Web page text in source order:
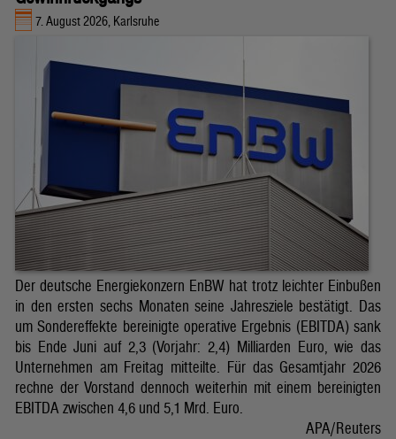
7. August 2026, Karlsruhe
Der deutsche Energiekonzern EnBW hat trotz leichter Einbußen
in den ersten sechs Monaten seine Jahresziele bestätigt. Das
um Sondereffekte bereinigte operative Ergebnis (EBITDA) sank
bis Ende Juni auf 2,3 (Vorjahr: 2,4) Milliarden Euro, wie das
Unternehmen am Freitag mitteilte. Für das Gesamtjahr 2026
rechne der Vorstand dennoch weiterhin mit einem bereinigten
EBITDA zwischen 4,6 und 5,1 Mrd. Euro.
APA/Reuters